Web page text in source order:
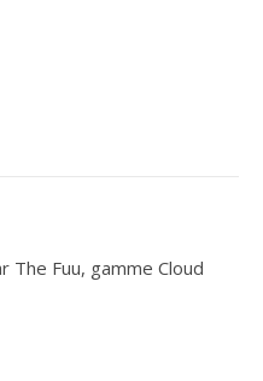
The Fuu, gamme Cloud